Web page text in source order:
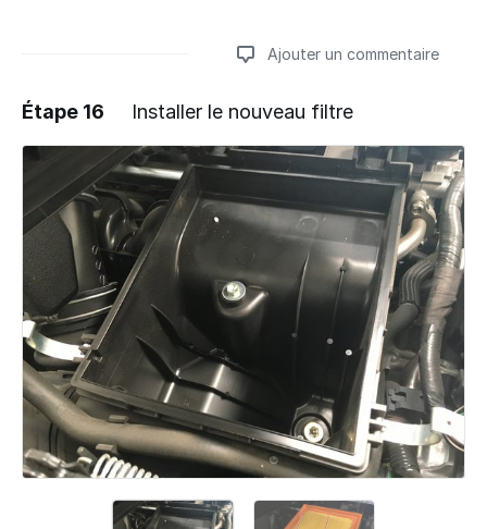
Ajouter un commentaire
Ajouter un commentaire
Étape 16 Installer le nouveau filtre